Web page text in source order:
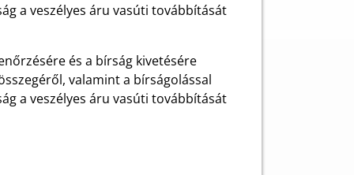
a veszélyes áru vasúti továbbítását
és a bírság kivetésére
valamint a bírságolással
a veszélyes áru vasúti továbbítását